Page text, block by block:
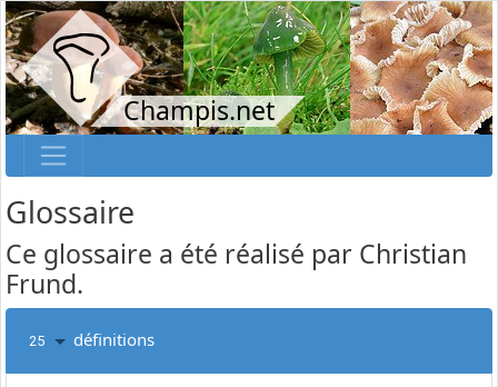
Champis.net
Glossaire
Ce glossaire a été réalisé par Christian
Frund.
25 définitions